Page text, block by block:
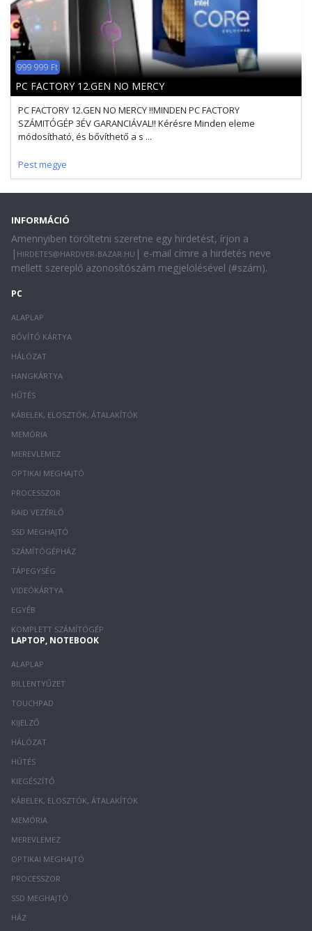
999 999 Ft
PC FACTORY 12.GEN NO MERCY
PC FACTORY 12.GEN NO MERCY !!MINDEN PC FACTORY
SZÁMITÓGÉP 3ÉV GARANCIÁVAL!! Kérésre Minden eleme
módosítható, és bővíthető a s ...
Pest megye
INFORMÁCIÓ
Amennyiben töröltetni szeretne egy hirdetést, írjon a
| HIRDETES@HARDVER-BAZAR.HU | e-mail címre a hirdetés neve
mellett szereplő azonosítószám megjelölésével (#szám).
PC
ALAPLAP
BŐVÍTŐ KÁRTYA
HÁLÓZAT
HANGKÁRTYA
HŰTÉS
KÁBELEK, ELOSZTÓK, ÁTALAKÍTÓK
MEMÓRIA
MEREVLEMEZ
OPTIKAI MEGHAJTÓ
PROCESSZOR
RAID VEZÉRLŐ
SSD MEGHAJTÓ
SZÁMÍTÓGÉPHÁZ
TÁPEGYSÉG
VIDEÓKÁRTYA
EGYÉB
KOMPLETT SZÁMÍTÓGÉP
LAPTOP, NOTEBOOK
ALAPLAP
BILLENTYŰZET
TOUCHPAD
KIJELZŐ
HÁLÓZAT
HŰTÉS
KIEGÉSZÍTŐ
KÁBELEK, ELOSZTÓK, ÁTALAKÍTÓK
MEMÓRIA
MEREVLEMEZ
OPTIKAI MEGHAJTÓ
PROCESSZOR
SSD MEGHAJTÓ
HÁZ